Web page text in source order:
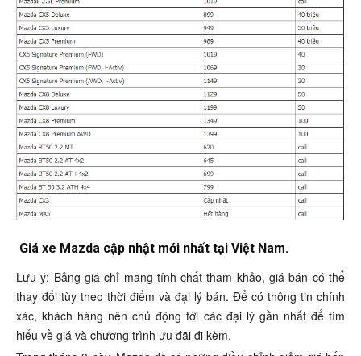
Giá xe Mazda cập nhật mới nhất tại Việt Nam.
Lưu ý: Bảng giá chỉ mang tính chất tham khảo, giá bán có thể
thay đổi tùy theo thời điểm và đại lý bán. Để có thông tin chính
xác, khách hàng nên chủ động tới các đại lý gần nhất để tìm
hiểu về giá và chương trình ưu đãi đi kèm.